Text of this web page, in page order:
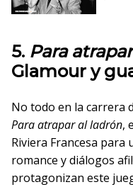
5. Para
Glamour y
No todo en la carrera
Para atrapar al ladrón,
Riviera Francesa para
romance y diálogos
protagonizan este